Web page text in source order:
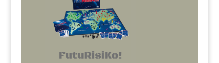
FutuRisiKo!